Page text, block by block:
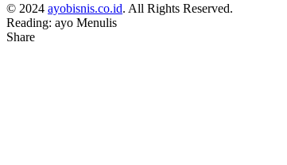
© 2024 ayobisnis.co.id. All Rights Reserved.
Reading: ayo Menulis
Share